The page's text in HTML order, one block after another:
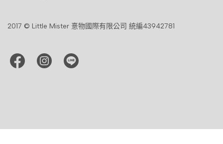
2017 © Little Mister 憙物國際有限公司 統編43942781